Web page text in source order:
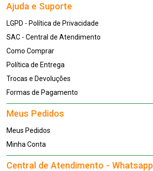
Ajuda e Suporte
LGPD - Política de Privacidade
SAC - Central de Atendimento
Como Comprar
Política de Entrega
Trocas e Devoluções
Formas de Pagamento
Meus Pedidos
Meus Pedidos
Minha Conta
Central de Atendimento - Whatsapp